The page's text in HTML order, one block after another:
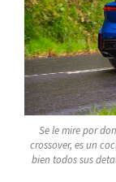
Se le mire por
crossover, es un
bien todos sus